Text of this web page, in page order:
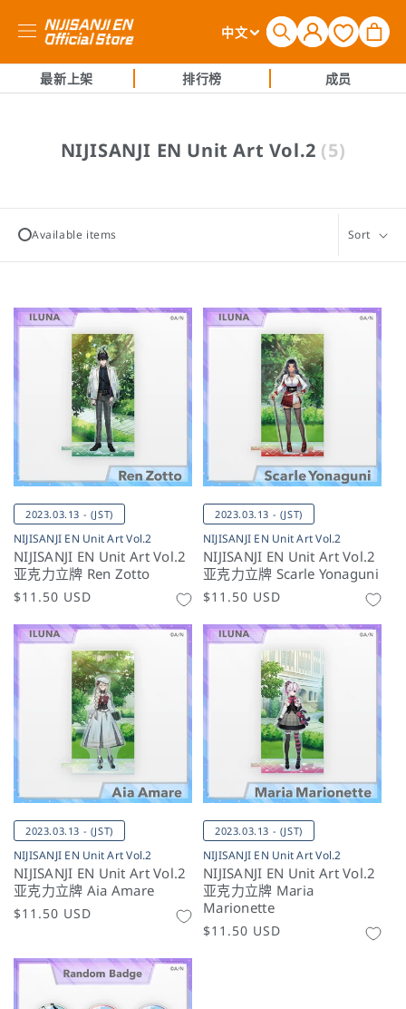
语
中文
登
录
物
最新上架
排行榜 成员
收
NIJISANJI EN Unit Art Vol.2 (5)
Available items Sort
2023.03.13 - (JST)
NIJISANJI EN Unit Art Vol.2
NIJISANJI EN Unit Art Vol.2
亚克力立牌 Ren Zotto
常
价
$11.50 USD
2023.03.13 - (JST)
NIJISANJI EN Unit Art Vol.2
NIJISANJI EN Unit Art Vol.2
亚克力立牌 Scarle Yonaguni
常
价
$11.50 USD
2023.03.13 - (JST)
NIJISANJI EN Unit Art Vol.2
NIJISANJI EN Unit Art Vol.2
亚克力立牌 Aia Amare
常
格
$11.50 USD
2023.03.13 - (JST)
NIJISANJI EN Unit Art Vol.2
NIJISANJI EN Unit Art Vol.2
亚克力立牌 Maria
Marionette
常
$11.50 USD